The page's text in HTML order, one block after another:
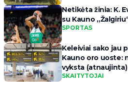
Netikėta žinia: K.
su Kauno
SPORTAS
Keleiviai sako jau
Kauno oro uoste:
vyksta (atnaujinta)
SKAITYTOJAI